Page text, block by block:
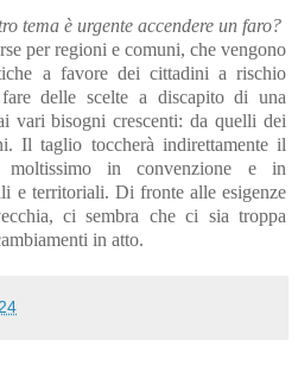
tema è urgente accendere un faro?
per regioni e comuni, che vengono
a favore dei cittadini a rischio
delle scelte a discapito di una
vari bisogni crescenti: da quelli dei
Il taglio toccherà indirettamente il
moltissimo in convenzione e in
e territoriali. Di fronte alle esigenze
ci sembra che ci sia troppa
in atto.